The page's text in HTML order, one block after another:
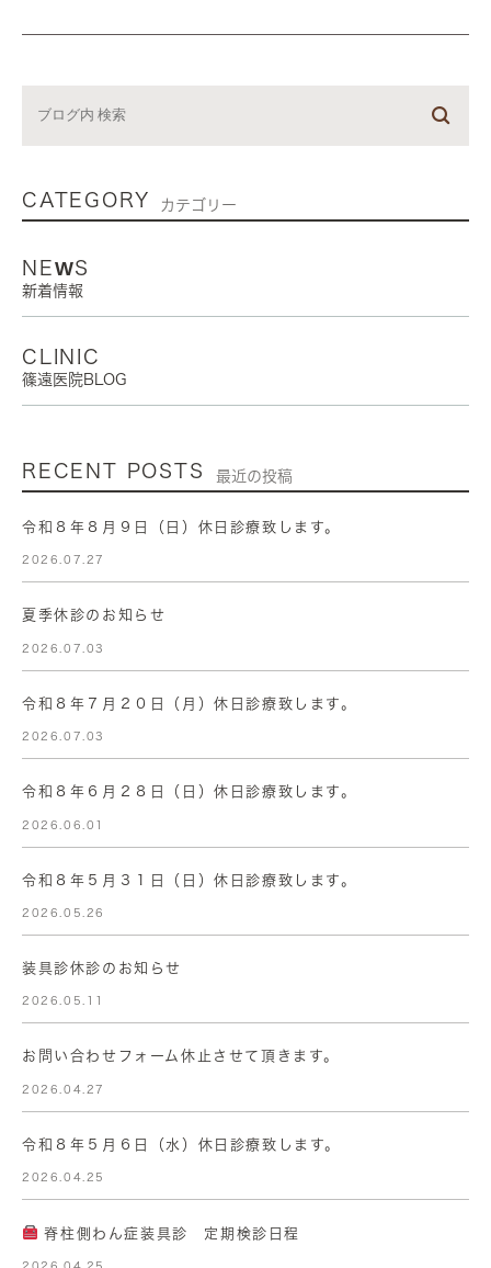
CATEGORY カテゴリー
NEWS
新着情報
CLINIC
篠遠医院BLOG
RECENT POSTS 最近の投稿
令和８年８月９日（日）休日診療致します。
2026.07.27
夏季休診のお知らせ
2026.07.03
令和８年７月２０日（月）休日診療致します。
2026.07.03
令和８年６月２８日（日）休日診療致します。
2026.06.01
令和８年５月３１日（日）休日診療致します。
2026.05.26
装具診休診のお知らせ
2026.05.11
お問い合わせフォーム休止させて頂きます。
2026.04.27
令和８年５月６日（水）休日診療致します。
2026.04.25
脊柱側わん症装具診 定期検診日程
2026.04.25